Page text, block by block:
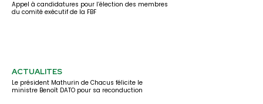
Appel à candidatures pour l’élection des membres
du comité exécutif de la FBF
ACTUALITES
Le président Mathurin de Chacus félicite le
ministre Benoît DATO pour sa reconduction